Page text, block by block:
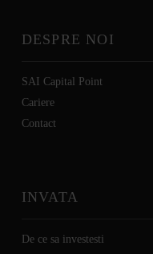
DESPRE NOI
SAI Capital Point
Cariere
Contact
INVATA
De ce sa investesti